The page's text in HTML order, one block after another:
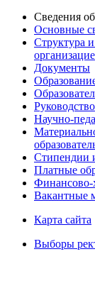
Сведения
Основные
Структура
Документы
Руководство
Научно-
Стипендии
Платные
Финансово-
Вакантные
Карта сайта
Выборы